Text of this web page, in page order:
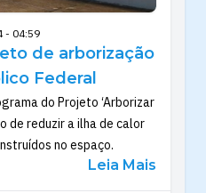
- 04:59
de arborização
Federal
do Projeto ‘Arborizar
de reduzir a ilha de calor
no espaço.
Leia Mais